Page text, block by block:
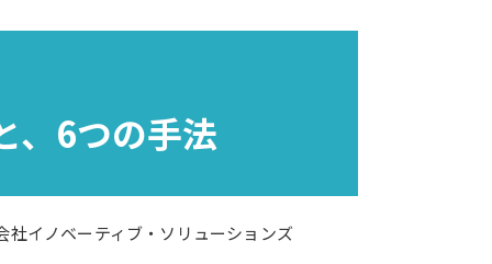
、6つの手法
社イノベーティブ・ソリューションズ